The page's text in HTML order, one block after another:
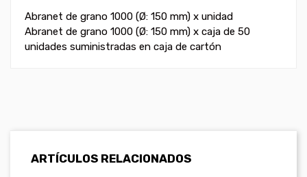
Abranet de grano 1000 (Ø: 150 mm) x unidad
Abranet de grano 1000 (Ø: 150 mm) x caja de 50
unidades suministradas en caja de cartón
ARTÍCULOS RELACIONADOS